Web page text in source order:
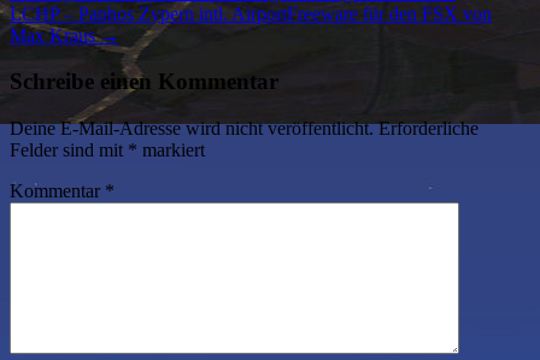
LCHP – Paphos Zypern intl. AirportFreeware für den FSX von
Max Kraus→
Schreibe einen Kommentar
Deine E-Mail-Adresse wird nicht veröffentlicht. Erforderliche
Felder sind mit * markiert
Kommentar *